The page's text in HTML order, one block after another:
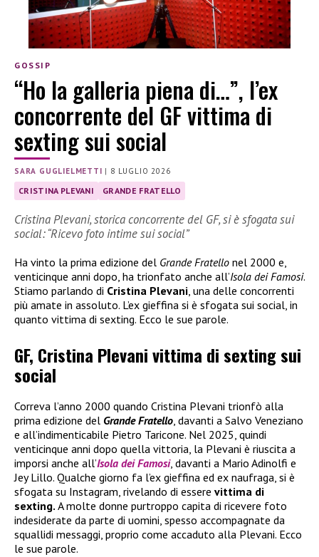
GOSSIP
“Ho la galleria piena di…”, l’ex
concorrente del GF vittima di
sexting sui social
SARA GUGLIELMETTI | 8 LUGLIO 2026
CRISTINA PLEVANI GRANDE FRATELLO
Cristina Plevani, storica concorrente del GF, si è sfogata sui
social: “Ricevo foto intime sui social”
Ha vinto la prima edizione del Grande Fratello nel 2000 e,
venticinque anni dopo, ha trionfato anche all’Isola dei Famosi.
Stiamo parlando di Cristina Plevani , una delle concorrenti
più amate in assoluto. L’ex gieffina si è sfogata sui social, in
quanto vittima di sexting. Ecco le sue parole.
GF, Cristina Plevani vittima di sexting sui
social
Correva l’anno 2000 quando Cristina Plevani trionfò alla
prima edizione del Grande Fratello, davanti a Salvo Veneziano
e all’indimenticabile Pietro Taricone. Nel 2025, quindi
venticinque anni dopo quella vittoria, la Plevani è riuscita a
imporsi anche all’Isola dei Famosi, davanti a Mario Adinolfi e
Jey Lillo. Qualche giorno fa l’ex gieffina ed ex naufraga, si è
sfogata su Instagram, rivelando di essere vittima di
sexting. A molte donne purtroppo capita di ricevere foto
indesiderate da parte di uomini, spesso accompagnate da
squallidi messaggi, proprio come accaduto alla Plevani. Ecco
le sue parole.